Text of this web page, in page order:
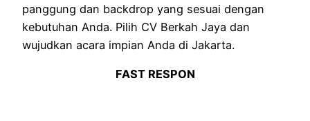
panggung dan backdrop yang sesuai dengan
kebutuhan Anda. Pilih CV Berkah Jaya dan
wujudkan acara impian Anda di Jakarta.
FAST RESPON